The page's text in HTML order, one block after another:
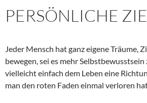
PERSÖNLICHE
Jeder Mensch hat ganz eigene Träume,
bewegen, sei es mehr
vielleicht einfach dem Leben eine
man den roten Faden einmal verloren